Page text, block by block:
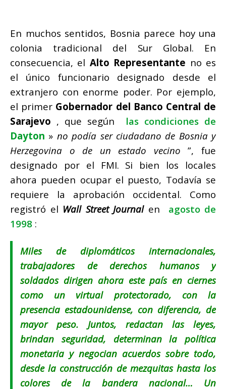
En muchos sentidos, Bosnia parece hoy una
colonia tradicional del Sur Global. En
consecuencia, el Alto Representante no es
el único funcionario designado desde el
extranjero con enorme poder. Por ejemplo,
el primer Gobernador del Banco Central de
Sarajevo , que según las condiciones de
Dayton » no podía ser ciudadano de Bosnia y
Herzegovina o de un estado vecino ”, fue
designado por el FMI. Si bien los locales
ahora pueden ocupar el puesto, Todavía se
requiere la aprobación occidental. Como
registró el Wall Street Journalen agosto de
1998 :
Miles de diplomáticos internacionales,
trabajadores de derechos humanos y
soldados dirigen ahora este país en ciernes
como un virtual protectorado, con la
presencia estadounidense, con diferencia, de
mayor peso. Juntos, redactan las leyes,
brindan seguridad, determinan la política
monetaria y negocian acuerdos sobre todo,
desde la construcción de mezquitas hasta los
colores de la bandera nacional… Un